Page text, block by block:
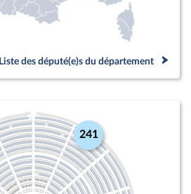
Liste des député(e)s du département
241